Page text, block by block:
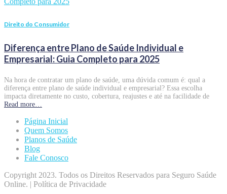
Direito do Consumidor
Diferença entre Plano de Saúde Individual e
Empresarial: Guia Completo para 2025
Na hora de contratar um plano de saúde, uma dúvida comum é: qual a
diferença entre plano de saúde individual e empresarial? Essa escolha
impacta diretamente no custo, cobertura, reajustes e até na facilidade de
Read more…
Página Inicial
Quem Somos
Planos de Saúde
Blog
Fale Conosco
Copyright 2023. Todos os Direitos Reservados para Seguro Saúde
Online. | Política de Privacidade